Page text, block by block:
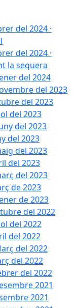
del 2024 ·
del 2024 ·
la sequera
del 2024
del 2023
del 2023
del 2023
del 2023
del 2023
del 2023
del 2023
del 2023
de 2023
de 2023
del 2022
del 2022
del 2022
del 2022
del 2022
del 2022
2021
2021